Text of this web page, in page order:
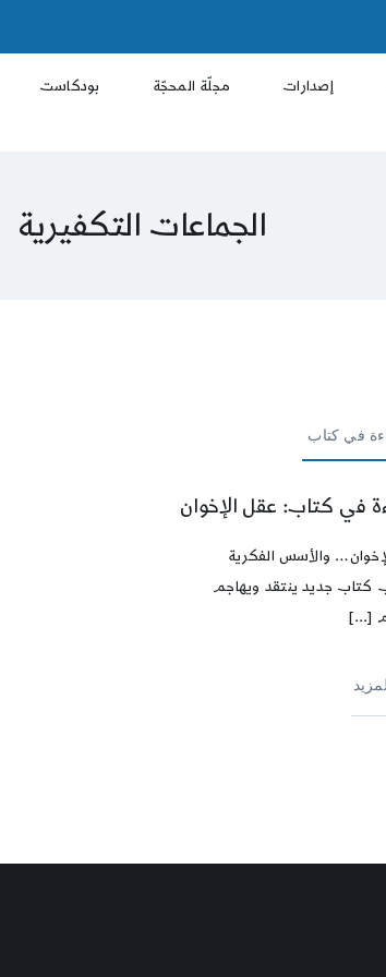
إصدارات مجلّة المحجّة بودكاست
الجماعات التكفيرية
في كتاب
في كتاب: عقل الإخوان
والأسس الفكرية
كتاب جديد ينتقد ويهاجم
[...]